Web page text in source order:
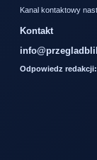
Kanal kontaktowy
Kontakt
Odpowiedz